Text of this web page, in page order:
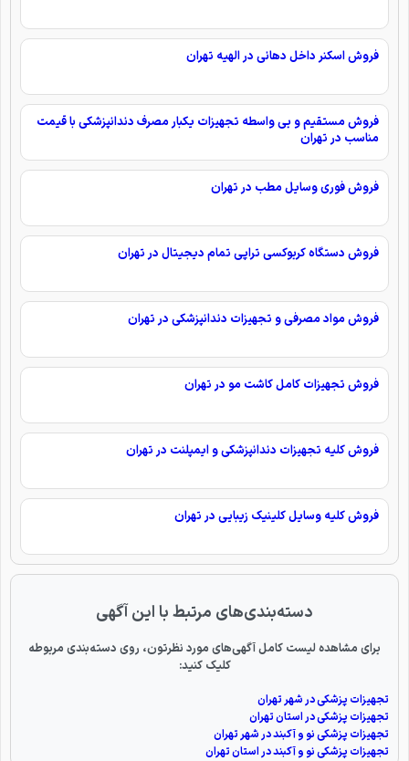
فروش اسکنر داخل دهانی در الهیه تهران
فروش مستقیم و بی واسطه تجهیزات یکبار مصرف دندانپزشکی با قیمت
مناسب در تهران
فروش فوری وسایل مطب در تهران
فروش دستگاه کربوکسی تراپی تمام دیجیتال در تهران
فروش مواد مصرفی و تجهیزات دندانپزشکی در تهران
فروش تجهیزات کامل کاشت مو در تهران
فروش کلیه تجهیزات دندانپزشکی و ایمپلنت در تهران
فروش کلیه وسایل کلینیک زیبایی در تهران
دسته‌بندی‌های مرتبط با این آگهی
برای مشاهده لیست کامل آگهی‌های مورد نظرتون، روی دسته‌بندی مربوطه
کلیک کنید:
تجهیزات پزشکی در شهر تهران
تجهیزات پزشکی در استان تهران
تجهیزات پزشکی نو و آکبند در شهر تهران
تجهیزات پزشکی نو و آکبند در استان تهران